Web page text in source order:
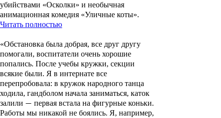
убийствами «Осколки» и необычная
анимационная комедия «Уличные коты».
Читать полностью
«Обстановка была добрая, все друг другу
помогали, воспитатели очень хорошие
попались. После учебы кружки, секции
всякие были. Я в интернате все
перепробовала: в кружок народного танца
ходила, гандболом начала заниматься, каток
залили — первая встала на фигурные коньки.
Работы мы никакой не боялись. Я, например,